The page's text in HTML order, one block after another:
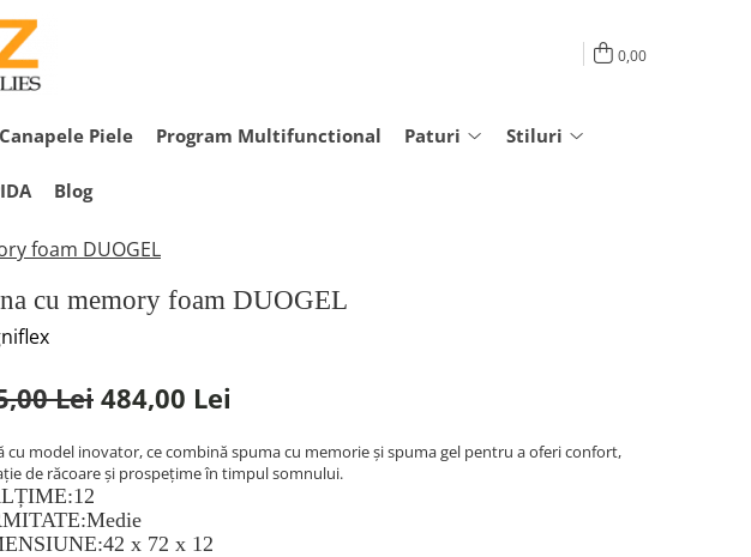
0,00
Canapele Piele Program Multifunctional Paturi Stiluri
Blog
foam DUOGEL
cu memory foam DUOGEL
Lei484,00 Lei
cu model inovator, ce combină spuma cu memorie și spuma gel pentru a oferi confort,
de răcoare și prospețime în timpul somnului.
x 72 x 12